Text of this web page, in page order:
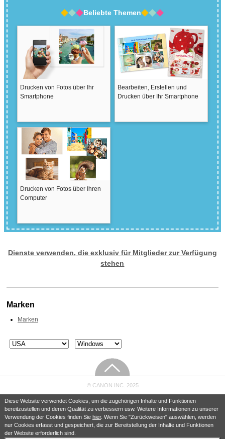
Diese Website verwendet Cookies, um die zugehörigen Inhalte und Funktionen
bereitzustellen und deren Qualität zu verbessern usw. Weitere Informationen zu unserer
Verwendung der Cookies finden Sie hier. Wenn Sie "Zurückweisen" auswählen, werden
nur Cookies erfasst und gespeichert, die zur Bereitstellung der Inhalte und Funktionen
der Website erforderlich sind.
Beliebte Themen
Drucken von Fotos über Ihr
Smartphone
Bearbeiten, Erstellen und
Drucken über Ihr Smartphone
Drucken von Fotos über Ihren
Computer
Dienste verwenden, die exklusiv für Mitglieder zur Verfügung
stehen
Marken
Marken
© CANON INC. 2025